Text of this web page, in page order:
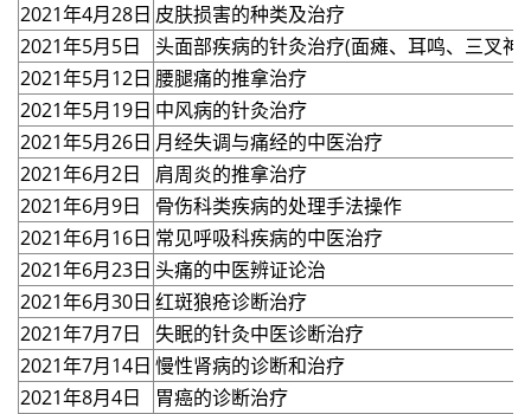
2021年4月28日 皮肤损害的种类及治疗
2021年5月5日
头面部疾病的针灸治疗(面瘫、耳鸣、三叉神
2021年5月12日 腰腿痛的推拿治疗
2021年5月19日 中风病的针灸治疗
2021年5月26日 月经失调与痛经的中医治疗
2021年6月2日
肩周炎的推拿治疗
2021年6月9日
骨伤科类疾病的处理手法操作
2021年6月16日 常见呼吸科疾病的中医治疗
2021年6月23日 头痛的中医辨证论治
2021年6月30日 红斑狼疮诊断治疗
2021年7月7日
失眠的针灸中医诊断治疗
2021年7月14日 慢性肾病的诊断和治疗
2021年8月4日
胃癌的诊断治疗